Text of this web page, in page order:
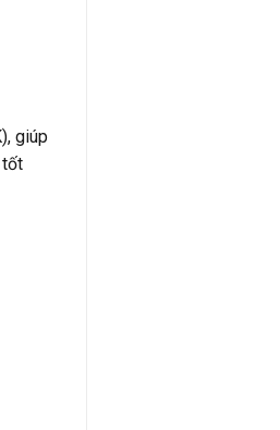
giúp
tốt